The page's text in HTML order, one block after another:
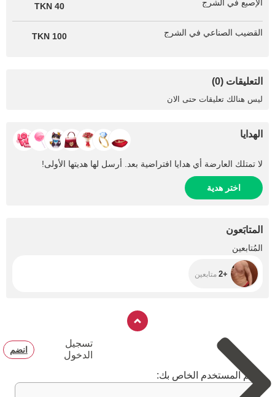
الإصبع في الشرج 40 TKN
القضيب الصناعي في الشرج 100 TKN
التعليقات (0)
ليس هنالك تعليقات حتى الان
الهدايا
لا تمتلك العارضة أي هدايا افتراضية بعد. أرسل لها هديتها الأولى!
اختر هدية
المتابَعون
المُتابعين
+2 متابعين
تسجيل
الدخول
انضم
اسم المستخدم الخاص بك: